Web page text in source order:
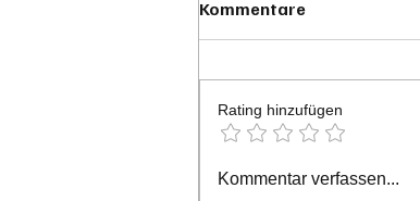
Wir tüfteln noch an
Kommentare
Rating hinzufügen
Kommentar verfassen...